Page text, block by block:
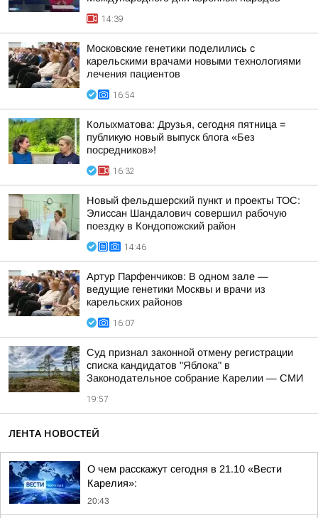
14:39
Московские генетики поделились с
карельскими врачами новыми технологиями
лечения пациентов
16:54
Колыхматова: Друзья, сегодня пятница =
публикую новый выпуск блога «Без
посредников»!
16:32
Новый фельдшерский пункт и проекты ТОС:
Элиссан Шандалович совершил рабочую
поездку в Кондопожский район
14:46
Артур Парфенчиков: В одном зале —
ведущие генетики Москвы и врачи из
карельских районов
16:07
Суд признал законной отмену регистрации
списка кандидатов "Яблока" в
Законодательное собрание Карелии — СМИ
19:57
ЛЕНТА НОВОСТЕЙ
О чем расскажут сегодня в 21.10 «Вести
Карелия»:
20:43